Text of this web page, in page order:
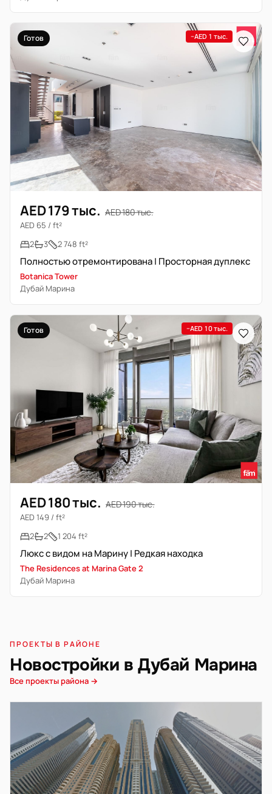
Готов −AED 1 тыс.
AED 179 тыс. AED 180 тыс.
AED 65 / ft²
2
3 2 748 ft²
Полностью отремонтирована | Просторная дуплекс
Botanica Tower
Дубай Марина
Готов −AED 10 тыс.
AED 180 тыс. AED 190 тыс.
AED 149 / ft²
2
2 1 204 ft²
Люкс с видом на Марину | Редкая находка
The Residences at Marina Gate 2
Дубай Марина
ПРОЕКТЫ В РАЙОНЕ
Новостройки в Дубай Марина
Все проекты района →